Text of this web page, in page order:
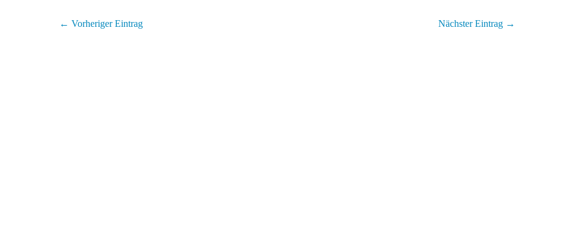
← Vorheriger Eintrag Nächster Eintrag →